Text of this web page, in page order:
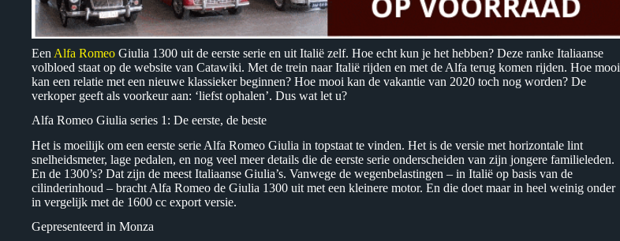
Een Alfa Romeo Giulia 1300 uit de eerste serie en uit Italië zelf. Hoe echt kun je het hebben? Deze ranke Italiaanse
volbloed staat op de website van Catawiki. Met de trein naar Italië rijden en met de Alfa terug komen rijden. Hoe mooi
kan een relatie met een nieuwe klassieker beginnen? Hoe mooi kan de vakantie van 2020 toch nog worden? De
verkoper geeft als voorkeur aan: ‘liefst ophalen’. Dus wat let u?
Alfa Romeo Giulia series 1: De eerste, de beste
Het is moeilijk om een eerste serie Alfa Romeo Giulia in topstaat te vinden. Het is de versie met horizontale lint
snelheidsmeter, lage pedalen, en nog veel meer details die de eerste serie onderscheiden van zijn jongere familieleden.
En de 1300’s? Dat zijn de meest Italiaanse Giulia’s. Vanwege de wegenbelastingen – in Italië op basis van de
cilinderinhoud – bracht Alfa Romeo de Giulia 1300 uit met een kleinere motor. En die doet maar in heel weinig onder
in vergelijk met de 1600 cc export versie.
Gepresenteerd in Monza